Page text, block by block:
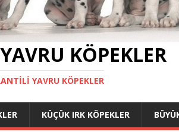
KÖPEKLER
YAVRU KÖPEKLER
KÜÇÜK IRK KÖPEKLER